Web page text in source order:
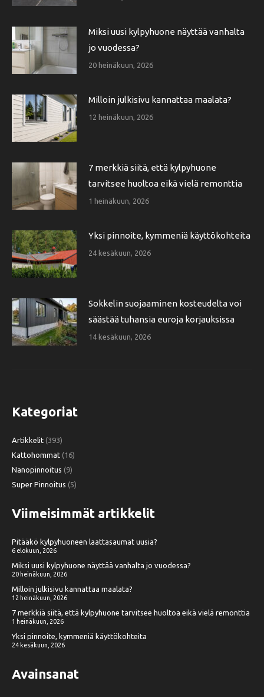
Miksi uusi kylpyhuone näyttää vanhalta
jo vuodessa?
20 heinäkuun, 2026
Milloin julkisivu kannattaa maalata?
12 heinäkuun, 2026
7 merkkiä siitä, että kylpyhuone
tarvitsee huoltoa eikä vielä remonttia
1 heinäkuun, 2026
Yksi pinnoite, kymmeniä käyttökohteita
24 kesäkuun, 2026
Sokkelin suojaaminen kosteudelta voi
säästää tuhansia euroja korjauksissa
14 kesäkuun, 2026
Kategoriat
Artikkelit (393)
Kattohommat (16)
Nanopinnoitus (9)
Super Pinnoitus (5)
Viimeisimmät artikkelit
Pitääkö kylpyhuoneen laattasaumat uusia?
6 elokuun, 2026
Miksi uusi kylpyhuone näyttää vanhalta jo vuodessa?
20 heinäkuun, 2026
Milloin julkisivu kannattaa maalata?
12 heinäkuun, 2026
7 merkkiä siitä, että kylpyhuone tarvitsee huoltoa eikä vielä remonttia
1 heinäkuun, 2026
Yksi pinnoite, kymmeniä käyttökohteita
24 kesäkuun, 2026
Avainsanat